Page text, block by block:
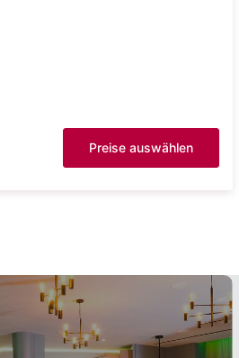
Preise auswählen